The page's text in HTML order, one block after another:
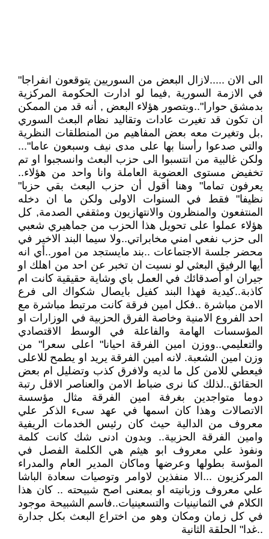
الى الان .....لازال البعض من السوريين يتوقعون انفراجا"
في الازمة السورية ,فيما لو ادارت الحكومة المركزية
بدمشق حوارا"..وبتصور هؤلاء البعض , أنه قد من الممكن
ان تكون قد تغيرت عادات وتقاليد نظام البعث السوري
,بل وتغيرت معه بعض المفاهيم من المنطلقات النظرية
والتي صدعوا رأسنا بها على مدى نيف وسبعون عاما"...
ولكن غالبية من انتسبوا الى حزب البعث وانسجبوا او تم
تخفيض مستوى العضوية العاملة وانا واحد من هؤلاء..
يعرفون تماما" وهنا أقول أن حزب البعث بقي حزبا"
نظيفا" فقط في السنوات الاولى ولكن ما ان دخله
المنتفعون والمنظرون والانتهازيون ومثقفي الصدمة, كل
هؤلاء عملوا على تحويل هذا الحزب من جماهيري شعبي
الى حزب نفعي امني مخابراتي..ولا سيما البند الاخير في
محضر جلسة الاجتماعات ..بند مايستجد من امور..أي انه
أيها الرفيق البعثي لو نسيت ان تخبر عن احد من اهلك او
جيران او أصدقائك في العمل باي وشاية حقيقية كانت ام
كاذبة..كيدية فهذا البند كفيل بايصال شكواك الى فرع
الامن مباشرة ..فكل امين فرقة كانت مرتبط مباشرة مع
احد الفروع الامنية وخاصة الفرق الحزبية في الوزارات او
المؤسسات الهامة والفاعلة في الوسط الاقتصادي
والتعليمي..ووزن امين الفرقة احيانا" اعلى سعرا" من
وزن امين الشعبة. لانه امين الفرقة يريد او يطمح للاعلى
فيعطي للامن كل ما لديه ولافرق كذب وتضليل ام بعض
الحقائق..لذلك كنا نرى ضباط الامن والعناصر الاقل رتبة
دوما متواجدين بغرفة امين الفرقة مثال مؤسسة
الاتصالات وهذا كان اسمها في عهد سىء الذكر علي
معروف من الدالية حيث كان رئيس الخدمات الريفية
وامين الفرقة الحزبية.. وبدون ادنى شك كانت كلمة
ونفوذ علي معروف ابو هيثم هي الكلمة الفصل في
المؤسة بطولها وعرضها وماكان المدير العام والمدراء
المركزيون ...الا منفذين لاوامر وتوصيات سعادة الباشا
علي معروف وزبانيته او بمعنى اصح شبيحته .. كان هذا
الكلام في الثمانينيات والتسعينيات..فاسم الشبيحة موجود
في كل زمان ومكان وهو من اختراع البعث بكل جدارة
..غدا" الحلقة الثانية